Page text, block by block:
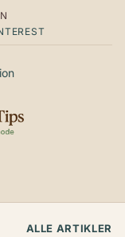
ALLE ARTIKLER